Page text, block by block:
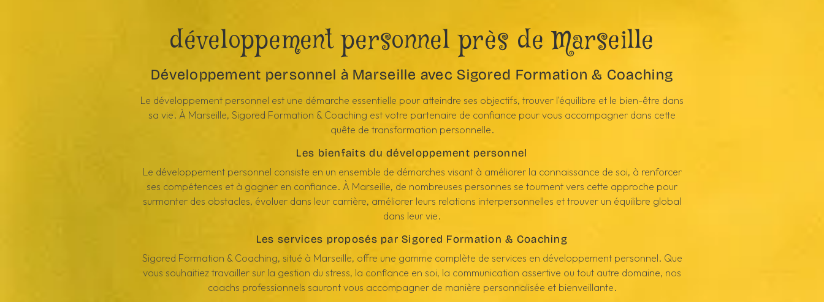
développement personnel près de Marseille
Développement personnel à Marseille avec Sigored Formation & Coaching
Le développement personnel est une démarche essentielle pour atteindre ses objectifs, trouver l'équilibre et le bien-être dans
sa vie. À Marseille, Sigored Formation & Coaching est votre partenaire de confiance pour vous accompagner dans cette
quête de transformation personnelle.
Les bienfaits du développement personnel
Le développement personnel consiste en un ensemble de démarches visant à améliorer la connaissance de soi, à renforcer
ses compétences et à gagner en confiance. À Marseille, de nombreuses personnes se tournent vers cette approche pour
surmonter des obstacles, évoluer dans leur carrière, améliorer leurs relations interpersonnelles et trouver un équilibre global
dans leur vie.
Les services proposés par Sigored Formation & Coaching
Sigored Formation & Coaching, situé à Marseille, offre une gamme complète de services en développement personnel. Que
vous souhaitiez travailler sur la gestion du stress, la confiance en soi, la communication assertive ou tout autre domaine, nos
coachs professionnels sauront vous accompagner de manière personnalisée et bienveillante.